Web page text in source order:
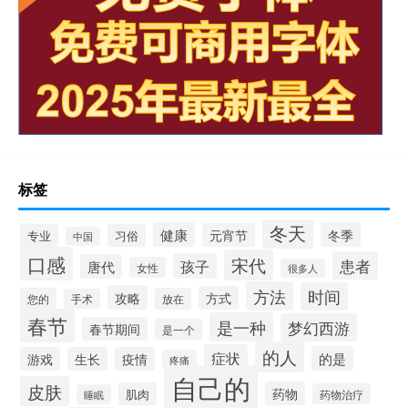
标签
专业 中国 习俗 健康 元宵节 冬天 冬季
口感 唐代 女性 孩子 宋代 很多人 患者
您的 手术 攻略 放在 方式 方法 时间
春节 春节期间 是一个 是一种 梦幻西游
游戏 生长 疫情 疼痛 症状 的人 的是
皮肤 睡眠 肌肉 自己的 药物 药物治疗